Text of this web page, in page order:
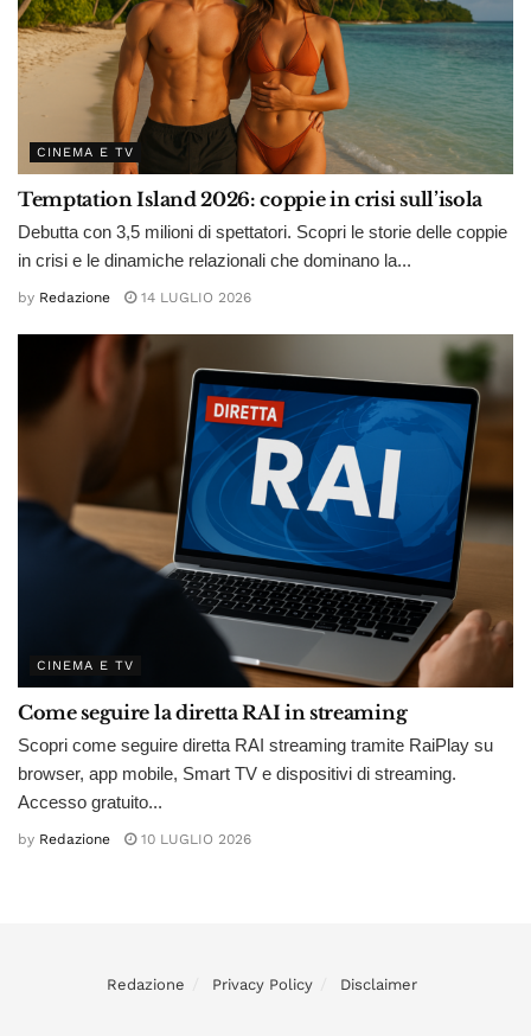
CINEMA E TV
Temptation Island 2026: coppie in crisi sull’isola
Debutta con 3,5 milioni di spettatori. Scopri le storie delle coppie
in crisi e le dinamiche relazionali che dominano la...
by Redazione 14 LUGLIO 2026
CINEMA E TV
Come seguire la diretta RAI in streaming
Scopri come seguire diretta RAI streaming tramite RaiPlay su
browser, app mobile, Smart TV e dispositivi di streaming.
Accesso gratuito...
by Redazione 10 LUGLIO 2026
Redazione Privacy Policy Disclaimer